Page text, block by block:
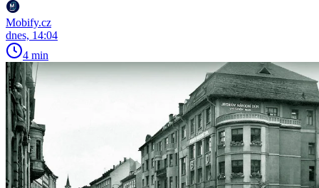
Mobify.cz
dnes, 14:04
4 min